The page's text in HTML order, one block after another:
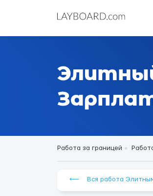
Работа за границей
⟵ Вся работа Элитным